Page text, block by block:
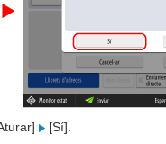
[Sí].